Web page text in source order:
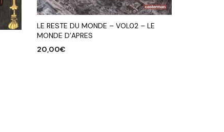
LE RESTE DU MONDE – VOL02 – LE
MONDE D’APRES
20,00€